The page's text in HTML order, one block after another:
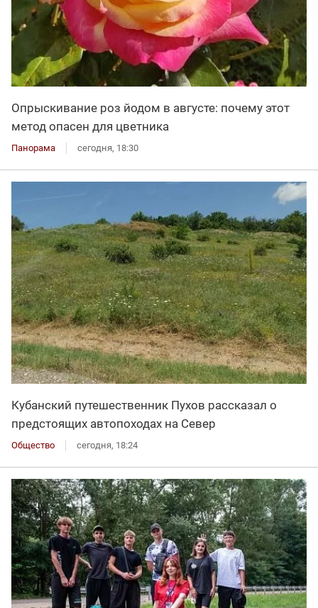
Опрыскивание роз йодом в августе: почему этот
метод опасен для цветника
Панорама сегодня, 18:30
Кубанский путешественник Пухов рассказал о
предстоящих автопоходах на Север
Общество сегодня, 18:24